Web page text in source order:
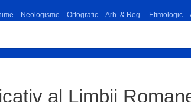
Neologisme Ortografic Arh. & Reg. Etimologic
al Limbii